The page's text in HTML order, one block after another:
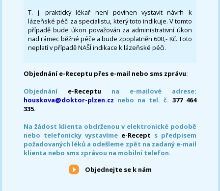
T. j. praktický lékař není povinen vystavit návrh k
lázeňské péči za specialistu, který toto indikuje. V tomto
případě bude úkon považován za administrativní úkon
nad rámec běžné péče a bude zpoplatněn 600,- Kč. Toto
neplatí v případě NAŠÍ indikace k lázeňské péči.
Objednání e-Receptu přes e-mail nebo sms zprávu:
Objednání e-Receptu na e-mailové adrese:
houskova@doktor-plzen.cz nebo na tel. č. 377 464
335.
Na žádost klienta obdrženou v elektronické podobě
nebo telefonicky vystavíme e-Recept s předpisem
požadovaných léků a odešleme zpět na zadaný e-mail
klienta nebo sms zprávou na mobilní telefon.
Objednejte se k nám